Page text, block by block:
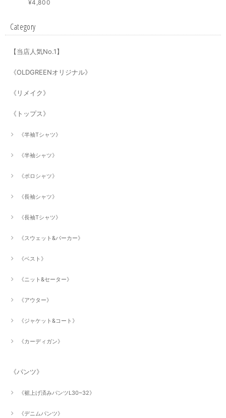
¥4,800
Category
【当店人気No.1】
《OLDGREENオリジナル》
《リメイク》
《トップス》
《半袖Tシャツ》
《半袖シャツ》
《ポロシャツ》
《長袖シャツ》
《長袖Tシャツ》
《スウェット&パーカー》
《ベスト》
《ニット&セーター》
《アウター》
《ジャケット&コート》
《カーディガン》
《パンツ》
《裾上げ済みパンツL30~32》
《デニムパンツ》